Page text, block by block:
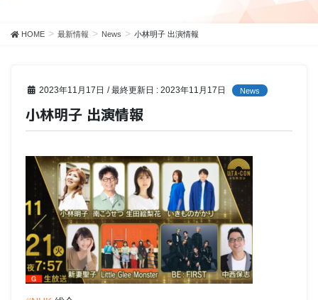
HOME 最新情報 News 小林明子 出演情報
2023年11月17日 / 最終更新日 : 2023年11月17日 News
小林明子 出演情報